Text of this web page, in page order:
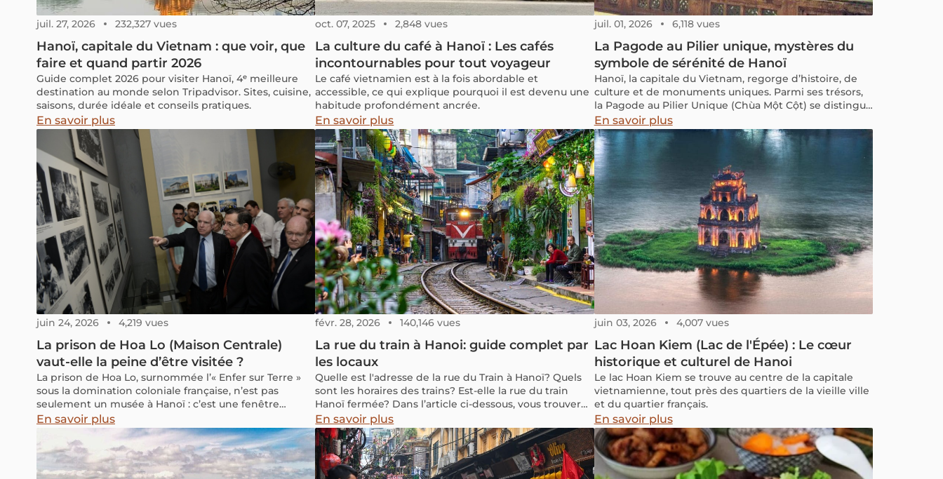
juil. 27, 2026 232,327 vues
Hanoï, capitale du Vietnam : que voir, que
faire et quand partir 2026
Guide complet 2026 pour visiter Hanoï, 4ᵉ meilleure
destination au monde selon Tripadvisor. Sites, cuisine,
saisons, durée idéale et conseils pratiques.
En savoir plus
oct. 07, 2025 2,848 vues
La culture du café à Hanoï : Les cafés
incontournables pour tout voyageur
Le café vietnamien est à la fois abordable et
accessible, ce qui explique pourquoi il est devenu une
habitude profondément ancrée.
En savoir plus
juil. 01, 2026 6,118 vues
La Pagode au Pilier unique, mystères du
symbole de sérénité de Hanoï
Hanoï, la capitale du Vietnam, regorge d’histoire, de
culture et de monuments uniques. Parmi ses trésors,
la Pagode au Pilier Unique (Chùa Một Cột) se distingue
comme l’un des symboles les plus emblématiques.
Mais qu’est-ce qui rend cette pagode si spéciale ?
Comment est-elle devenue un puissant symbole de la
spiritualité vietnamienne ?
En savoir plus
juin 24, 2026 4,219 vues
La prison de Hoa Lo (Maison Centrale)
vaut-elle la peine d’être visitée ?
La prison de Hoa Lo, surnommée l’« Enfer sur Terre »
sous la domination coloniale française, n’est pas
seulement un musée à Hanoï : c’est une fenêtre
ouverte sur l’âme du Vietnam
En savoir plus
févr. 28, 2026 140,146 vues
La rue du train à Hanoi: guide complet par
les locaux
Quelle est l'adresse de la rue du Train à Hanoï? Quels
sont les horaires des trains? Est-elle la rue du train
Hanoï fermée? Dans l’article ci-dessous, vous trouverez
les informations mises à jour sur cette rue.
En savoir plus
juin 03, 2026 4,007 vues
Lac Hoan Kiem (Lac de l'Épée) : Le cœur
historique et culturel de Hanoi
Le lac Hoan Kiem se trouve au centre de la capitale
vietnamienne, tout près des quartiers de la vieille ville
et du quartier français.
En savoir plus